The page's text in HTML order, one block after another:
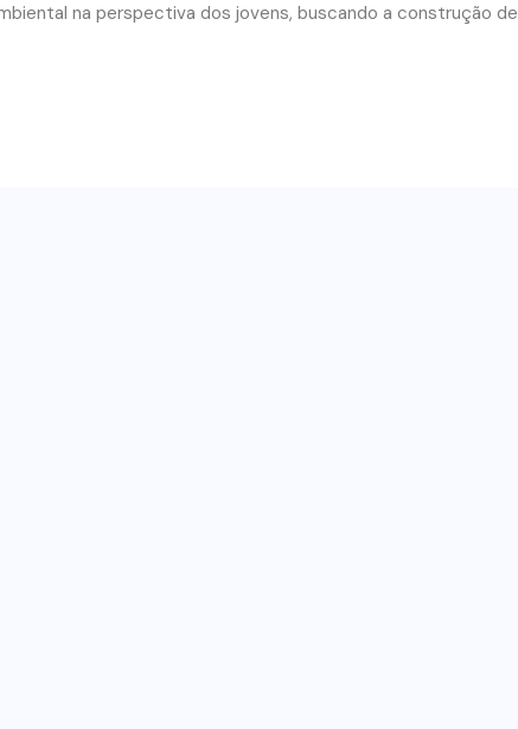
na perspectiva dos jovens, buscando a construção de